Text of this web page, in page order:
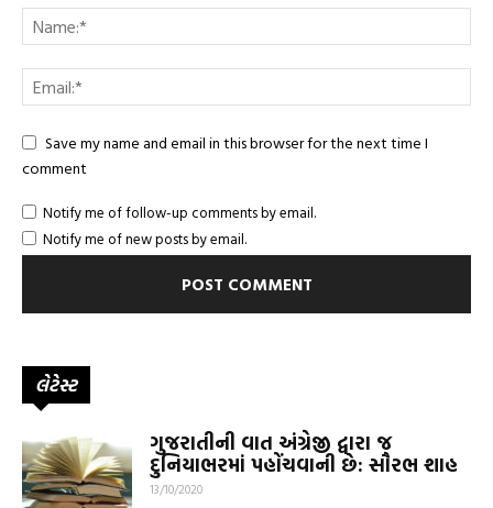
Save my name and email in this browser for the next time I
comment
Notify me of follow-up comments by email.
Notify me of new posts by email.
લેટેસ્ટ
ગુજરાતીની વાત અંગ્રેજી દ્વારા જ
દુનિયાભરમાં પહોંચવાની છે: સૌરભ શાહ
13/10/2020